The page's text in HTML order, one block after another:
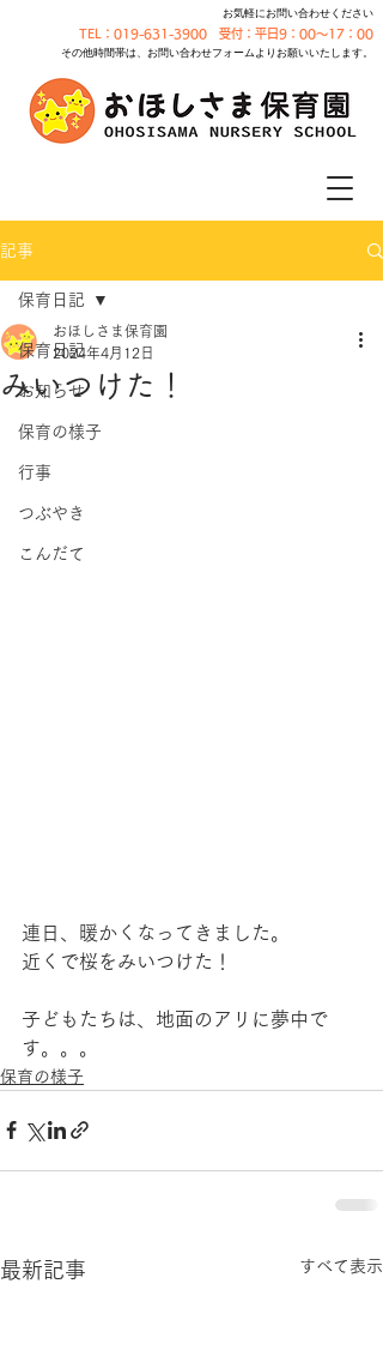
お気軽にお問い合わせください
TEL：019-631-3900 受付：平日9：00～17：00
その他時間帯は、お問い合わせフォームよりお願いいたします。
記事
保育日記
お知らせ
保育の様子
行事
つぶやき
こんだて
保育日記
みいつけた！
おほしさま保育園
2024年4月12日
連日、暖かくなってきました。
近くで桜をみいつけた！
子どもたちは、地面のアリに夢中で
す。。。
保育の様子
最新記事 すべて表示